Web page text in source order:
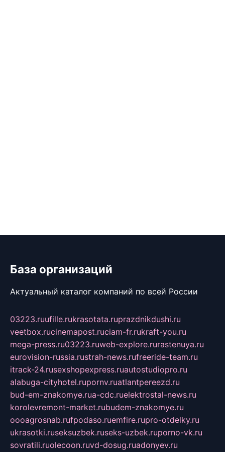
База организаций
Актуальный каталог компаний по всей России
03223.ruufille.rukrasotata.ruprazdnikdushi.ru
veetbox.rucinemapost.ruciam-fr.rukraft-you.ru
mega-press.ru03223.ruweb-explore.rurastenuya.ru
eurovision-russia.rustrah-news.rufreeride-team.ru
itrack-24.rusexshopexpress.ruautostudiopro.ru
alabuga-cityhotel.rupornv.ruatlantpereezd.ru
bud-em-znakomye.rua-cdc.ruelektrostal-news.ru
korolevremont-market.rubudem-znakomye.ru
oooagrosnab.rufpodaso.ruemfire.rupro-otdelky.ru
ukrasotki.ruseksuzbek.ruseks-uzbek.ruporno-vk.ru
sovratili.ruolecoon.ruvd-dosug.ruadonyev.ru